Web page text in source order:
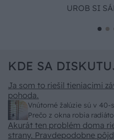
UROB SI
KDE SA
Vnútorné žalúzie sú v 40-
Prečo z okna robia
Ja som to riešil tieniacimi
pohoda.
Akurát ten problém doma
strany. Pravdepodobne